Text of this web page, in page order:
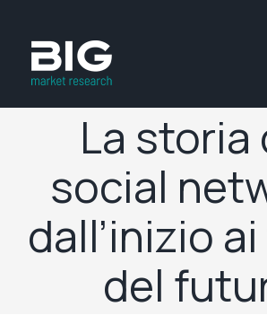
La storia
social
dall’inizio
del